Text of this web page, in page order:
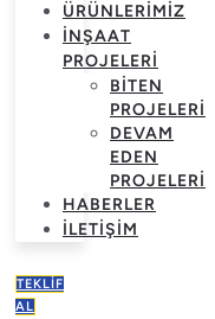
ÜRÜNLERIMIZ
İNŞAAT
PROJELERI
BITEN
PROJELERI
DEVAM
EDEN
PROJELERI
HABERLER
İLETIŞIM
TEKLIF
AL